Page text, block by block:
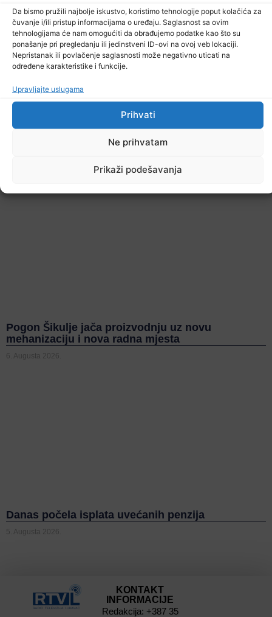
Da bismo pružili najbolje iskustvo, koristimo tehnologije poput kolačića za
čuvanje i/ili pristup informacijama o uređaju. Saglasnost sa ovim
tehnologijama će nam omogućiti da obrađujemo podatke kao što su
ponašanje pri pregledanju ili jedinstveni ID-ovi na ovoj veb lokaciji.
Nepristanak ili povlačenje saglasnosti može negativno uticati na
određene karakteristike i funkcije.
Upravljajte uslugama
Prihvati
Ne prihvatam
Prikaži podešavanja
6. Augusta 2026.
Pogon Šikulje jača proizvodnju uz novu
mehanizaciju i nova radna mjesta
6. Augusta 2026.
Danas počela isplata uvećanih penzija
5. Augusta 2026.
KONTAKT
INFORMACIJE
Redakcija: +387 35